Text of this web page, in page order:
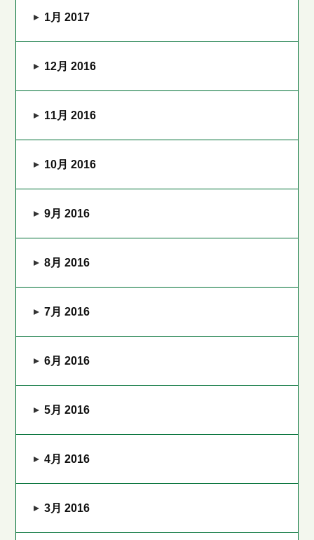
1月 2017
12月 2016
11月 2016
10月 2016
9月 2016
8月 2016
7月 2016
6月 2016
5月 2016
4月 2016
3月 2016